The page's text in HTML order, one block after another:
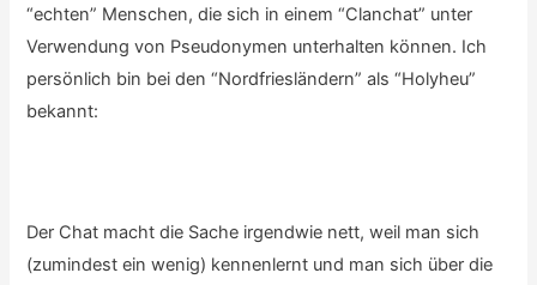
“echten” Menschen, die sich in einem “Clanchat” unter
Verwendung von Pseudonymen unterhalten können. Ich
persönlich bin bei den “Nordfriesländern” als “Holyheu”
bekannt:
Der Chat macht die Sache irgendwie nett, weil man sich
(zumindest ein wenig) kennenlernt und man sich über die